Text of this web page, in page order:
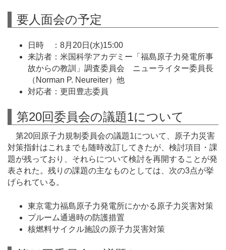
要人面会の予定
日時 ：8月20日(水)15:00
来訪者：米国科学アカデミー「福島原子力発電所事
故からの教訓」調査委員会 ニューライター委員長
（Norman P. Neureiter）他
対応者：更田豊志委員
第20回委員会の議題1について
第20回原子力規制委員会の議題1について、原子力災害
対策指針はこれまでも随時改訂してきたが、検討項目・課
題が残っており、それらについて検討を再開することが発
表された。残りの課題の主なものとしては、次の3点が挙
げられている。
東京電力福島原子力発電所にかかる原子力災害対策
プルーム通過時の防護措置
核燃料サイクル施設の原子力災害対策